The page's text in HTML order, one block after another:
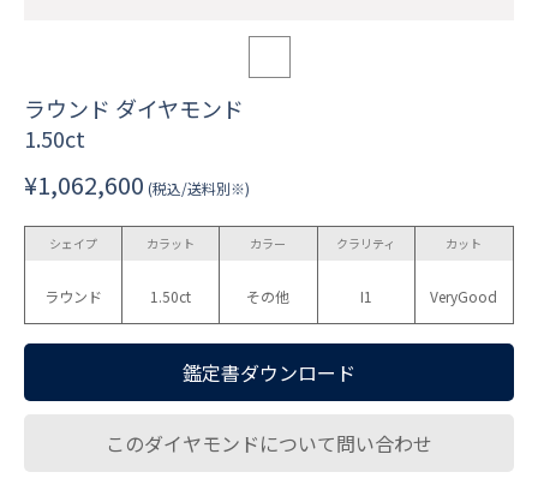
ラウンド ダイヤモンド
1.50ct
¥1,062,600 (税込/送料別※)
シェイプ
ラウンド
カラット
1.50ct
カラー
その他
クラリティ
I1
カット
VeryGood
鑑定書ダウンロード
このダイヤモンドについて問い合わせ